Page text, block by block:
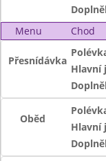
Menu
Chod
Přesnídávka
Hlavní
Oběd
Hlavní